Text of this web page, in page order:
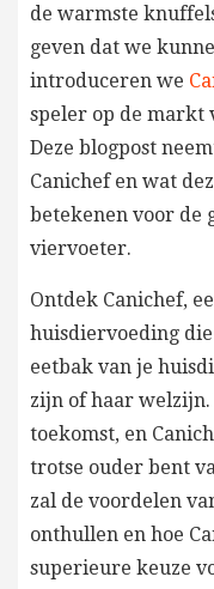
de warmste
geven dat we
introduceren we
speler op de markt
Deze blogpost
Canichef en wat
betekenen voor de
viervoeter.
Ontdek Canichef,
huisdiervoeding
eetbak van je
zijn of haar welzijn.
toekomst, en
trotse ouder bent
zal de voordelen
onthullen en hoe
superieure keuze